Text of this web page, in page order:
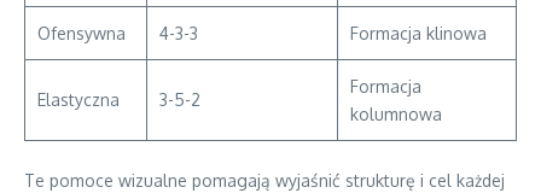
Ofensywna 4-3-3 Formacja klinowa
Elastyczna 3-5-2
Formacja
kolumnowa
Te pomoce wizualne pomagają wyjaśnić strukturę i cel każdej